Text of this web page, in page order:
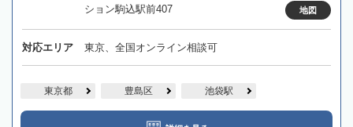
ション駒込駅前407
地図
対応エリア 東京、全国オンライン相談可
東京都 豊島区 池袋駅